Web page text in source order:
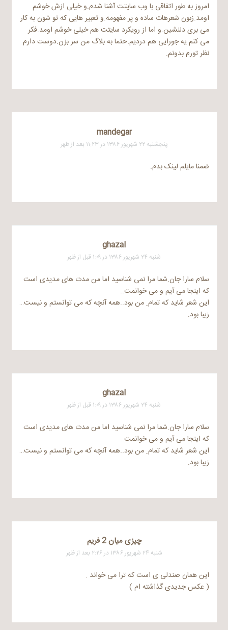
امروز به طور اتفاقی با وب سایتت آشنا شدم.و خیلی ازش خوشم
اومد.زبون شعرهات ساده و پر مفهومه.و تعبیر هایی که تو شون به کار
می بری دلنشین.و اما از رویکرد سایتت هم خیلی خوشم اومد.فکر
می کنم یه جورایی هم دردیم.حتما به بلاگ من سر بزن.دوست دارم
نظر تورم بدونم.
mandegar
پنجشنبه ۲۲ شهریور ۱۳۸۶ در ۱۱:۲۳ بعد از ظهر
ضمنا مایلم لینک بدم.
ghazal
شنبه ۲۴ شهریور ۱۳۸۶ در ۱:۰۹ قبل از ظهر
سلام سارا جان.شما مرا نمی شناسید اما من مدت های مدیدی است
که اینجا می آیم و می خوانمت..
این شعر شاید که تمام ِ من بود..همه آنچه که می توانستم و نیست…
زیبا بود.
ghazal
شنبه ۲۴ شهریور ۱۳۸۶ در ۱:۰۹ قبل از ظهر
سلام سارا جان.شما مرا نمی شناسید اما من مدت های مدیدی است
که اینجا می آیم و می خوانمت..
این شعر شاید که تمام ِ من بود..همه آنچه که می توانستم و نیست…
زیبا بود.
چیزی میان 2 فریم
شنبه ۲۴ شهریور ۱۳۸۶ در ۲:۲۶ بعد از ظهر
این همان صندلی ی است که ترا می خواند .
( عکس جدیدی گذاشته ام )